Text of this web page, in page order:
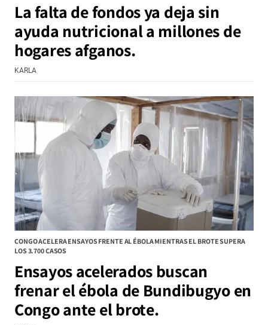
La falta de fondos ya deja sin
ayuda nutricional a millones de
hogares afganos.
KARLA
CONGO ACELERA ENSAYOS FRENTE AL ÉBOLA MIENTRAS EL BROTE SUPERA
LOS 3.700 CASOS
Ensayos acelerados buscan
frenar el ébola de Bundibugyo en
Congo ante el brote.